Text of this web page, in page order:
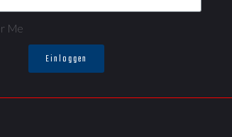
Me
Einloggen